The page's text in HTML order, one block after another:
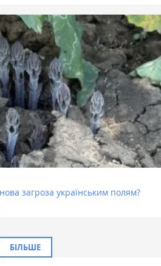
загроза українським полям?
БІЛЬШЕ